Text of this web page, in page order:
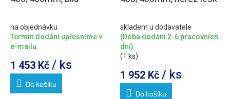
na objednávku
Termín dodání upřesníme v
e-mailu.
1 453 Kč / ks
Do košíku
skladem u dodavatele
(Doba dodání 2-6 pracovních
dní)
(1 ks)
1 952 Kč / ks
Do košíku